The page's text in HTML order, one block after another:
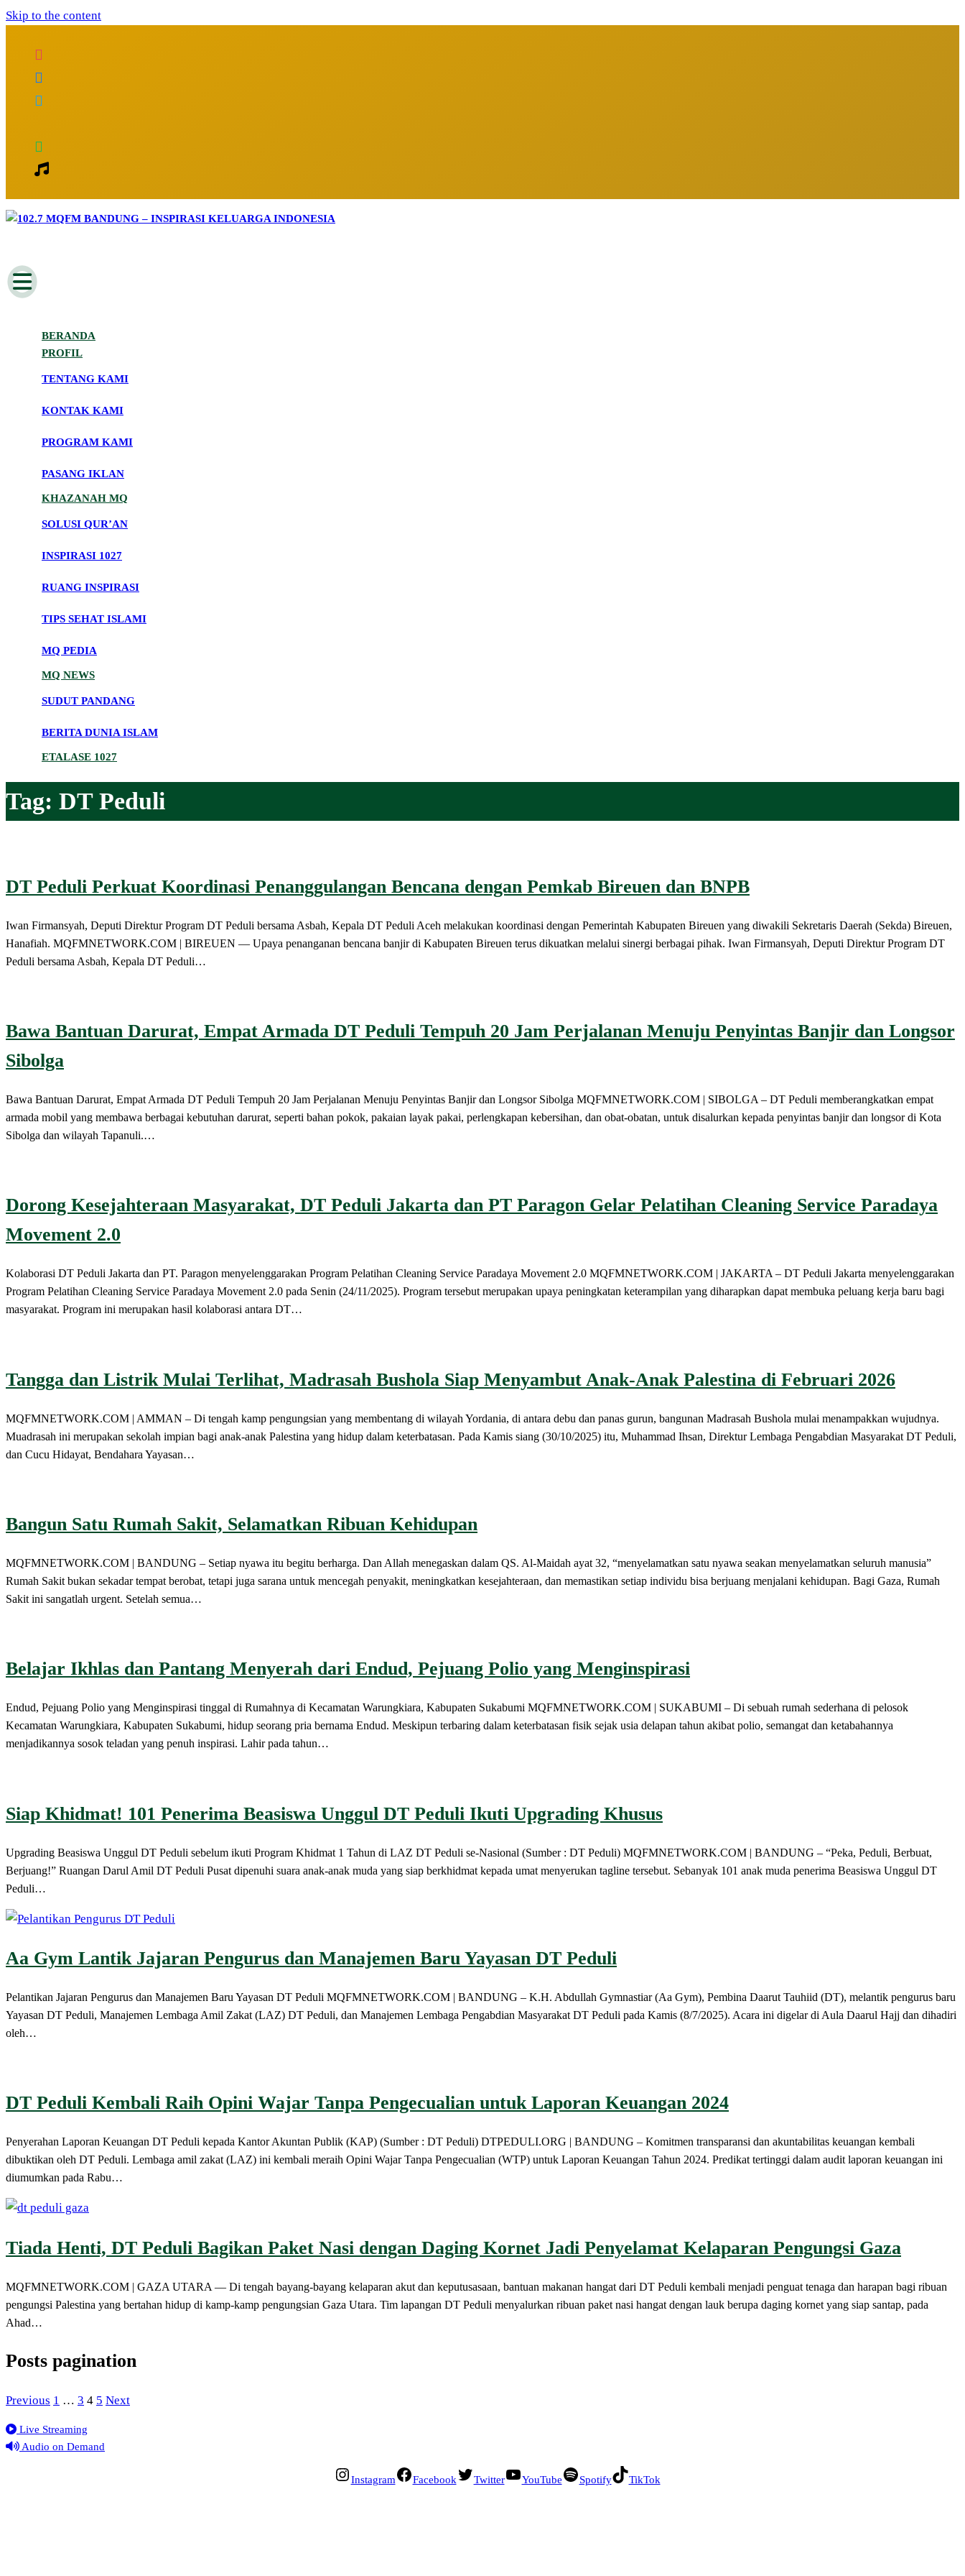
Skip to the content
BERANDA
PROFIL
TENTANG KAMI
KONTAK KAMI
PROGRAM KAMI
PASANG IKLAN
KHAZANAH MQ
SOLUSI QUR’AN
INSPIRASI 1027
RUANG INSPIRASI
TIPS SEHAT ISLAMI
MQ PEDIA
MQ NEWS
SUDUT PANDANG
BERITA DUNIA ISLAM
ETALASE 1027
Tag: DT Peduli
DT Peduli Perkuat Koordinasi Penanggulangan Bencana dengan Pemkab Bireuen dan BNPB
Iwan Firmansyah, Deputi Direktur Program DT Peduli bersama Asbah, Kepala DT Peduli Aceh melakukan koordinasi dengan Pemerintah Kabupaten Bireuen yang diwakili Sekretaris Daerah (Sekda) Bireuen,
Hanafiah. MQFMNETWORK.COM | BIREUEN — Upaya penanganan bencana banjir di Kabupaten Bireuen terus dikuatkan melalui sinergi berbagai pihak. Iwan Firmansyah, Deputi Direktur Program DT
Peduli bersama Asbah, Kepala DT Peduli…
Bawa Bantuan Darurat, Empat Armada DT Peduli Tempuh 20 Jam Perjalanan Menuju Penyintas Banjir dan Longsor
Sibolga
Bawa Bantuan Darurat, Empat Armada DT Peduli Tempuh 20 Jam Perjalanan Menuju Penyintas Banjir dan Longsor Sibolga MQFMNETWORK.COM | SIBOLGA – DT Peduli memberangkatkan empat
armada mobil yang membawa berbagai kebutuhan darurat, seperti bahan pokok, pakaian layak pakai, perlengkapan kebersihan, dan obat-obatan, untuk disalurkan kepada penyintas banjir dan longsor di Kota
Sibolga dan wilayah Tapanuli.…
Dorong Kesejahteraan Masyarakat, DT Peduli Jakarta dan PT Paragon Gelar Pelatihan Cleaning Service Paradaya
Movement 2.0
Kolaborasi DT Peduli Jakarta dan PT. Paragon menyelenggarakan Program Pelatihan Cleaning Service Paradaya Movement 2.0 MQFMNETWORK.COM | JAKARTA – DT Peduli Jakarta menyelenggarakan
Program Pelatihan Cleaning Service Paradaya Movement 2.0 pada Senin (24/11/2025). Program tersebut merupakan upaya peningkatan keterampilan yang diharapkan dapat membuka peluang kerja baru bagi
masyarakat. Program ini merupakan hasil kolaborasi antara DT…
Tangga dan Listrik Mulai Terlihat, Madrasah Bushola Siap Menyambut Anak-Anak Palestina di Februari 2026
MQFMNETWORK.COM | AMMAN – Di tengah kamp pengungsian yang membentang di wilayah Yordania, di antara debu dan panas gurun, bangunan Madrasah Bushola mulai menampakkan wujudnya.
Muadrasah ini merupakan sekolah impian bagi anak-anak Palestina yang hidup dalam keterbatasan. Pada Kamis siang (30/10/2025) itu, Muhammad Ihsan, Direktur Lembaga Pengabdian Masyarakat DT Peduli,
dan Cucu Hidayat, Bendahara Yayasan…
Bangun Satu Rumah Sakit, Selamatkan Ribuan Kehidupan
MQFMNETWORK.COM | BANDUNG – Setiap nyawa itu begitu berharga. Dan Allah menegaskan dalam QS. Al-Maidah ayat 32, “menyelamatkan satu nyawa seakan menyelamatkan seluruh manusia”
Rumah Sakit bukan sekadar tempat berobat, tetapi juga sarana untuk mencegah penyakit, meningkatkan kesejahteraan, dan memastikan setiap individu bisa berjuang menjalani kehidupan. Bagi Gaza, Rumah
Sakit ini sangatlah urgent. Setelah semua…
Belajar Ikhlas dan Pantang Menyerah dari Endud, Pejuang Polio yang Menginspirasi
Endud, Pejuang Polio yang Menginspirasi tinggal di Rumahnya di Kecamatan Warungkiara, Kabupaten Sukabumi MQFMNETWORK.COM | SUKABUMI – Di sebuah rumah sederhana di pelosok
Kecamatan Warungkiara, Kabupaten Sukabumi, hidup seorang pria bernama Endud. Meskipun terbaring dalam keterbatasan fisik sejak usia delapan tahun akibat polio, semangat dan ketabahannya
menjadikannya sosok teladan yang penuh inspirasi. Lahir pada tahun…
Siap Khidmat! 101 Penerima Beasiswa Unggul DT Peduli Ikuti Upgrading Khusus
Upgrading Beasiswa Unggul DT Peduli sebelum ikuti Program Khidmat 1 Tahun di LAZ DT Peduli se-Nasional (Sumber : DT Peduli) MQFMNETWORK.COM | BANDUNG – “Peka, Peduli, Berbuat,
Berjuang!” Ruangan Darul Amil DT Peduli Pusat dipenuhi suara anak-anak muda yang siap berkhidmat kepada umat menyerukan tagline tersebut. Sebanyak 101 anak muda penerima Beasiswa Unggul DT
Peduli…
Aa Gym Lantik Jajaran Pengurus dan Manajemen Baru Yayasan DT Peduli
Pelantikan Jajaran Pengurus dan Manajemen Baru Yayasan DT Peduli MQFMNETWORK.COM | BANDUNG – K.H. Abdullah Gymnastiar (Aa Gym), Pembina Daarut Tauhiid (DT), melantik pengurus baru
Yayasan DT Peduli, Manajemen Lembaga Amil Zakat (LAZ) DT Peduli, dan Manajemen Lembaga Pengabdian Masyarakat DT Peduli pada Kamis (8/7/2025). Acara ini digelar di Aula Daarul Hajj dan dihadiri
oleh…
DT Peduli Kembali Raih Opini Wajar Tanpa Pengecualian untuk Laporan Keuangan 2024
Penyerahan Laporan Keuangan DT Peduli kepada Kantor Akuntan Publik (KAP) (Sumber : DT Peduli) DTPEDULI.ORG | BANDUNG – Komitmen transparansi dan akuntabilitas keuangan kembali
dibuktikan oleh DT Peduli. Lembaga amil zakat (LAZ) ini kembali meraih Opini Wajar Tanpa Pengecualian (WTP) untuk Laporan Keuangan Tahun 2024. Predikat tertinggi dalam audit laporan keuangan ini
diumumkan pada Rabu…
Tiada Henti, DT Peduli Bagikan Paket Nasi dengan Daging Kornet Jadi Penyelamat Kelaparan Pengungsi Gaza
MQFMNETWORK.COM | GAZA UTARA — Di tengah bayang-bayang kelaparan akut dan keputusasaan, bantuan makanan hangat dari DT Peduli kembali menjadi penguat tenaga dan harapan bagi ribuan
pengungsi Palestina yang bertahan hidup di kamp-kamp pengungsian Gaza Utara. Tim lapangan DT Peduli menyalurkan ribuan paket nasi hangat dengan lauk berupa daging kornet yang siap santap, pada
Ahad…
Posts pagination
Previous 1 … 3 4 5 Next
Live Streaming
Audio on Demand
Instagram Facebook Twitter YouTube Spotify TikTok